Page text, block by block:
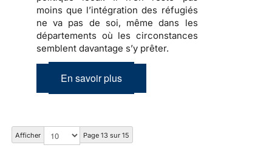
moins que l’intégration des réfugiés
ne va pas de soi, même dans les
départements où les circonstances
semblent davantage s’y prêter.
En savoir plus
Afficher Page 13 sur 15